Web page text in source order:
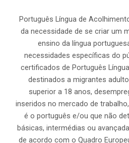
Português Língua de
da necessidade de se criar um
ensino da língua
necessidades específicas do
certificados de Português
destinados a migrantes
superior a 18 anos,
inseridos no mercado de
é o português e/ou que não
básicas, intermédias ou
de acordo com o Quadro